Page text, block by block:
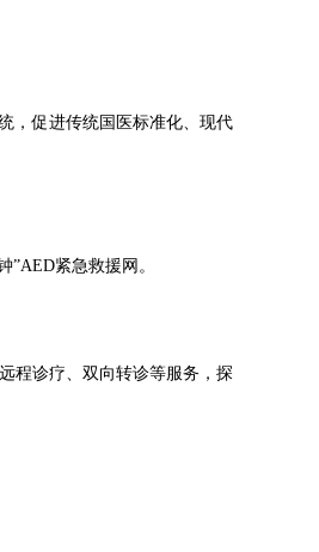
，促进传统国医标准化、现代
紧急救援网。
程诊疗、双向转诊等服务，探